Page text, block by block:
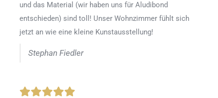
und das Material (wir haben uns für Aludibond
entschieden) sind toll! Unser Wohnzimmer fühlt sich
jetzt an wie eine kleine Kunstausstellung!
Stephan Fiedler